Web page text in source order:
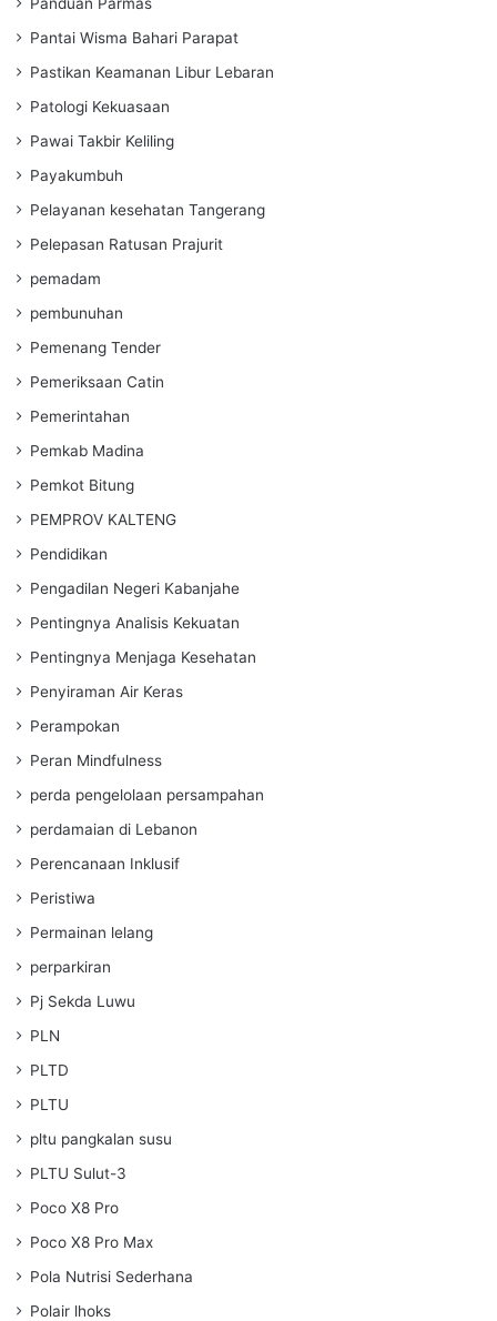
Pantai Wisma Bahari Parapat
Pastikan Keamanan Libur Lebaran
Patologi Kekuasaan
Pawai Takbir Keliling
Payakumbuh
Pelayanan kesehatan Tangerang
Pelepasan Ratusan Prajurit
pemadam
pembunuhan
Pemenang Tender
Pemeriksaan Catin
Pemerintahan
Pemkab Madina
Pemkot Bitung
PEMPROV KALTENG
Pendidikan
Pengadilan Negeri Kabanjahe
Pentingnya Analisis Kekuatan
Pentingnya Menjaga Kesehatan
Penyiraman Air Keras
Perampokan
Peran Mindfulness
perda pengelolaan persampahan
perdamaian di Lebanon
Perencanaan Inklusif
Peristiwa
Permainan lelang
perparkiran
Pj Sekda Luwu
PLN
PLTD
PLTU
pltu pangkalan susu
PLTU Sulut-3
Poco X8 Pro
Poco X8 Pro Max
Pola Nutrisi Sederhana
Polair lhoks